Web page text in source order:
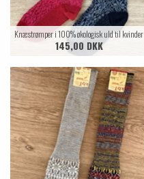
Knæstrømper i 100% økologisk uld til kvinder
145,00 DKK